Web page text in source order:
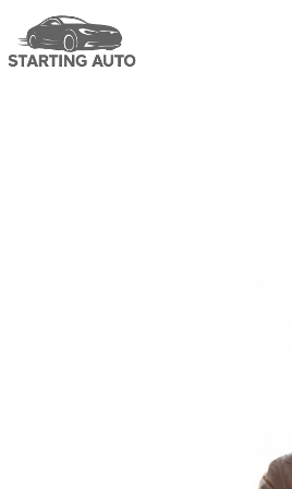
contenu